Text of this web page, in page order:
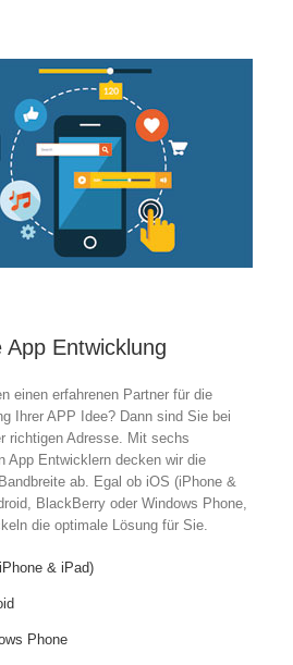
App Entwicklung
einen erfahrenen Partner für die
Ihrer APP Idee? Dann sind Sie bei
richtigen Adresse. Mit sechs
App Entwicklern decken wir die
ab. Egal ob iOS (iPhone &
BlackBerry oder Windows Phone,
die optimale Lösung für Sie.
& iPad)
Phone